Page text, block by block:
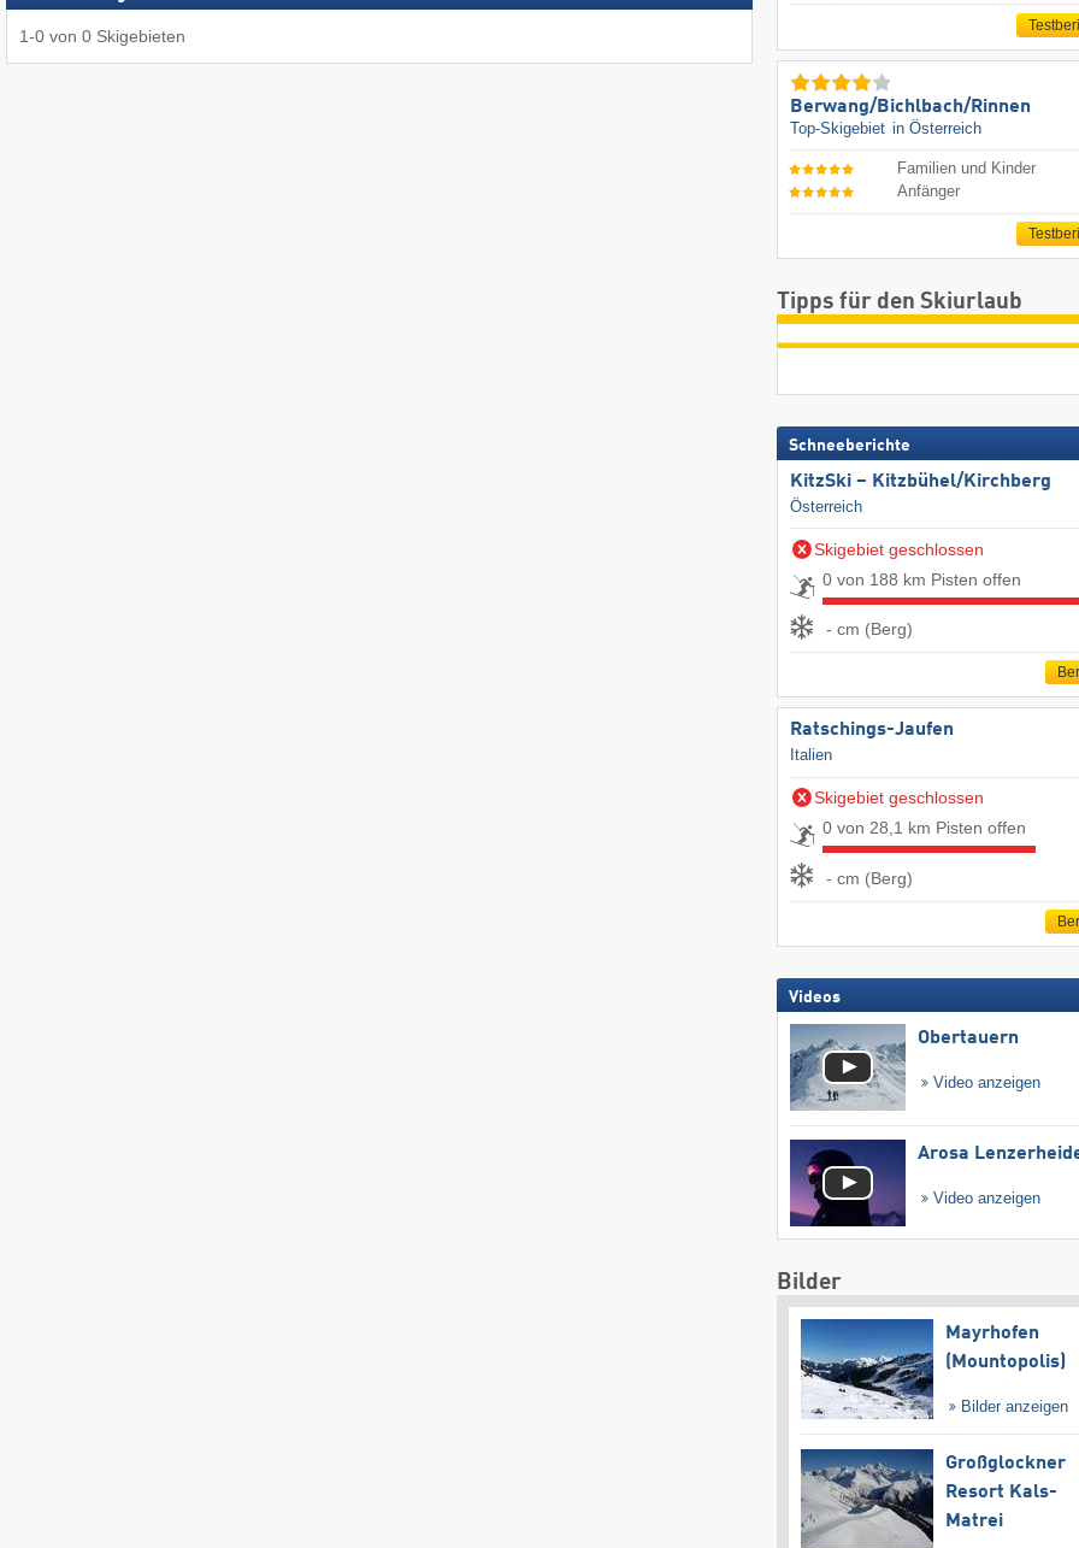
1-0 von 0 Skigebieten
Berwang/​Bichlbach/​Rinnen
Top-Skigebiet in Österreich
Familien und Kinder
Anfänger
Tipps für den Skiurlaub
Schneeberichte
KitzSki – Kitzbühel/​Kirchberg
Österreich
Skigebiet geschlossen
0 von 188 km Pisten offen
- cm (Berg)
Ratschings-Jaufen
Italien
Skigebiet geschlossen
0 von 28,1 km Pisten offen
- cm (Berg)
Videos
Obertauern
Video anzeigen
Arosa
Video anzeigen
Bilder
Mayrhofen
(Mountopolis)
Bilder anzeigen
Großglockner
Resort Kals-
Matrei